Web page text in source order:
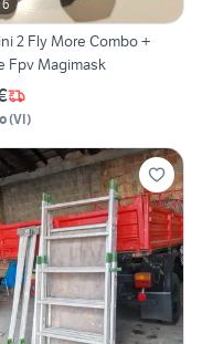
6
2 Fly More Combo +
Fpv Magimask
(VI)